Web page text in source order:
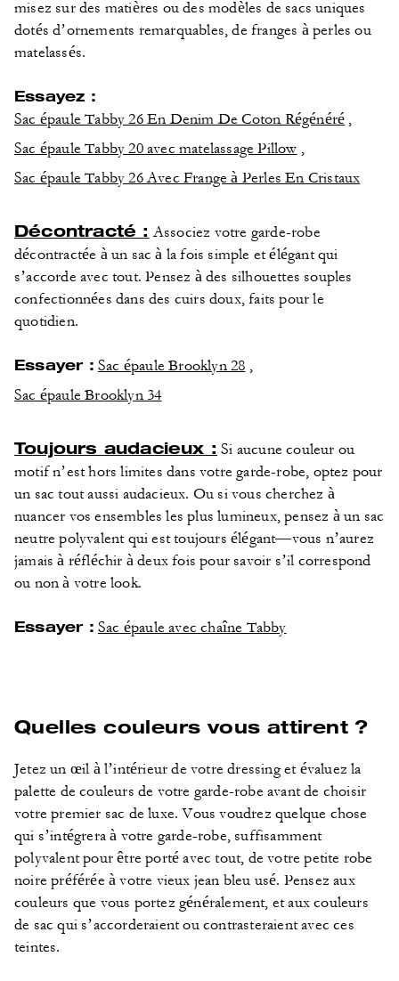
misez sur des matières ou des modèles de sacs uniques
dotés d’ornements remarquables, de franges à perles ou
matelassés.
Essayez :
Sac épaule Tabby 26 En Denim De Coton Régénéré ,
Sac épaule Tabby 20 avec matelassage Pillow ,
Sac épaule Tabby 26 Avec Frange à Perles En Cristaux
Décontracté : Associez votre garde-robe
décontractée à un sac à la fois simple et élégant qui
s’accorde avec tout. Pensez à des silhouettes souples
confectionnées dans des cuirs doux, faits pour le
quotidien.
Essayer : Sac épaule Brooklyn 28 ,
Sac épaule Brooklyn 34
Toujours audacieux : Si aucune couleur ou
motif n’est hors limites dans votre garde-robe, optez pour
un sac tout aussi audacieux. Ou si vous cherchez à
nuancer vos ensembles les plus lumineux, pensez à un sac
neutre polyvalent qui est toujours élégant—vous n’aurez
jamais à réfléchir à deux fois pour savoir s’il correspond
ou non à votre look.
Essayer : Sac épaule avec chaîne Tabby
Quelles couleurs vous attirent ?
Jetez un œil à l’intérieur de votre dressing et évaluez la
palette de couleurs de votre garde-robe avant de choisir
votre premier sac de luxe. Vous voudrez quelque chose
qui s’intégrera à votre garde-robe, suffisamment
polyvalent pour être porté avec tout, de votre petite robe
noire préférée à votre vieux jean bleu usé. Pensez aux
couleurs que vous portez généralement, et aux couleurs
de sac qui s’accorderaient ou contrasteraient avec ces
teintes.